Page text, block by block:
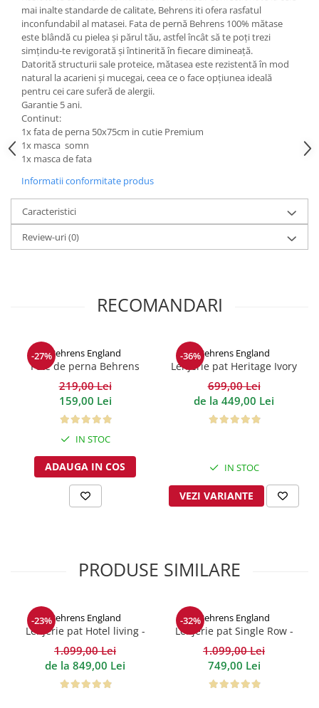
mai inalte standarde de calitate, Behrens iti ofera rasfatul
inconfundabil al matasei. Fata de pernă Behrens 100% mătase
este blândă cu pielea și părul tău, astfel încât să te poți trezi
simțindu-te revigorată și întinerită în fiecare dimineață.
Datorită structurii sale proteice, mătasea este rezistentă în mod
natural la acarieni și mucegai, ceea ce o face opțiunea ideală
pentru cei care suferă de alergii.
Garantie 5 ani.
Continut:
1x fata de perna 50x75cm in cutie Premium
1x masca somn
1x masca de fata
Informatii conformitate produs
Caracteristici
Review-uri(0)
RECOMANDARI
-27%Behrens England
Fete de perna Behrens
Heritage densitate 400TC -
Bumbac 100%
219,00 Lei
159,00 Lei
IN STOC
ADAUGA IN COS
-36%Behrens England
Lenjerie pat Heritage Ivory
Bumbac 600TC
699,00 Lei
de la 449,00 Lei
IN STOC
VEZI VARIANTE
PRODUSE SIMILARE
-23%Behrens England
Lenjerie pat Hotel living -
1000TC Alb
1.099,00 Lei
de la 849,00 Lei
-32%Behrens England
Lenjerie pat Single Row -
Duck EGG 800TC
1.099,00 Lei
749,00 Lei